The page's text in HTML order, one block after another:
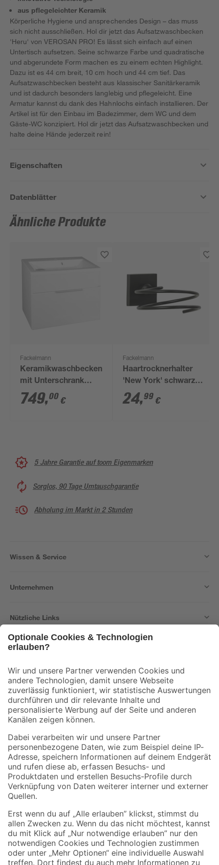
aus pflegeleichter Keramik
Körperliche Hygiene und ansprechendes Design – das muss
sich nicht ausschließen. Hol dir jetzt das Aufsatzwaschbecken
'Heru' von VEROSAN PRO! Es lässt sich einfach auf einen
Untertisch aufsetzen. Seine schwarze Farbe und quadratische
und abgerundete Form machen es zu einem echten Highlight.
Dazu ist es 44 cm breit, 10 cm hoch und 44 cm tief. Das
Aufsatzwaschbecken besteht aus klassischer Sanitärkeramik
und ist dadurch besonders langlebig und pflegeleicht. Eine
Armatur kannst du dank des Hahnlochs einfach installieren. Der
Artikel ist für den Einbau im Badezimmer, dem WC und dem
Gäste-WC konzipiert. Hol dir jetzt das Aufsatzwaschbecken und
halte deine Hände jederzeit rein!
Eigenschaften
Datenblätter
Ähnliche Produkte
Fackelmann
Keramikwaschbecken
mit Unterschrank
'KARA' weiß/weiß 80
x 61 x 50 cm
749,00 €
Fackelmann
Haartrocknerhalter
'New York' schwarz-
matt
24,99 €
5 Jahre Garantie auf toom Eigenmarken
Sorglos, 90 Tage Umtauschgarantie
Abholung im Markt in 2 Stunden
Wissen & Service
Unternehmen
Nützliche Links
Bleib auf dem Laufenden mit unserem Newsletter
Der toom Newsletter: Keine Angebote und Aktionen mehr verpassen!
Zur Newsletter Anmeldung
Folge uns
Zahlungsarten Versandarten
Sicher einkaufen
Jetzt die toom-App herunterladen